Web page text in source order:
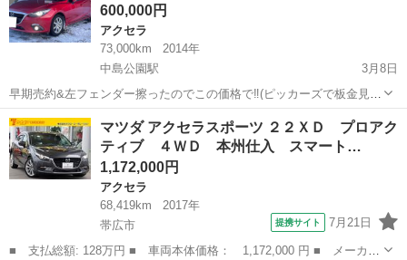
600,000円
アクセラ
73,000km
2014年
中島公園駅
3月8日
早期売約&左フェンダー擦ったのでこの価格で‼️(ピッカーズで板金見積
もり取りました板金塗装5万円との事です) マツダ アクセラスポーツ
2013モデル レッドメタリック 1.5S 4WD 走行73,000Km 女...
北海道 札幌市 中島公園駅 アクセラ
マツダ アクセラスポーツ ２２ＸＤ プロアク
ティブ ４ＷＤ 本州仕入 スマート…
1,172,000円
アクセラ
68,419km
2017年
帯広市
提携サイト 7月21日
■ 支払総額: 128万円 ■ 車両本体価格： 1,172,000 円 ■ メーカー